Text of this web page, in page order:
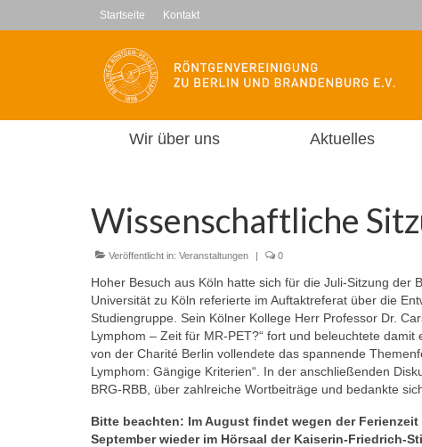
Startseite Kontakt
Wir über uns Aktuelles
Wissenschaftliche
Veröffentlicht in: Veranstaltungen | 0
Hoher Besuch aus Köln hatte sich für die Juli-Sitzung der
Universität zu Köln referierte im Auftaktreferat über die
Studiengruppe. Sein Kölner Kollege Herr Professor Dr.
Lymphom – Zeit für MR-PET?“ fort und beleuchtete
von der Charité Berlin vollendete das spannende
Lymphom: Gängige Kriterien“. In der anschließenden
BRG-RBB, über zahlreiche Wortbeiträge und bedankte
Bitte beachten: Im August findet wegen der
September wieder im Hörsaal der Kaiserin-Friedrich-